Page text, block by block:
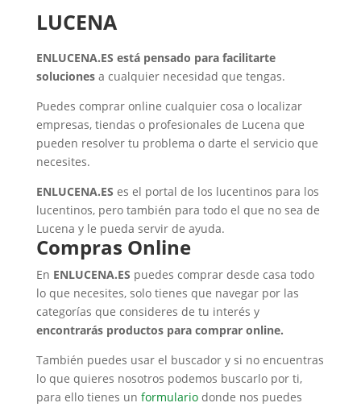
LUCENA
ENLUCENA.ES está pensado para facilitarte
solucionesa cualquier necesidad que tengas.
Puedes comprar online cualquier cosa o localizar
empresas, tiendas o profesionales de Lucena que
pueden resolver tu problema o darte el servicio que
necesites.
ENLUCENA.ES es el portal de los lucentinos para los
lucentinos, pero también para todo el que no sea de
Lucena y le pueda servir de ayuda.
Compras Online
En ENLUCENA.ES puedes comprar desde casa todo
lo que necesites, solo tienes que navegar por las
categorías que consideres de tu interés y
encontrarás productos para comprar online.
También puedes usar el buscador y si no encuentras
lo que quieres nosotros podemos buscarlo por ti,
para ello tienes un formulariodonde nos puedes